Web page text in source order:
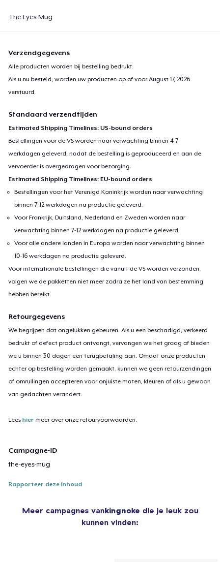
The Eyes Mug
Verzendgegevens
Alle producten worden bij bestelling bedrukt.
Als u nu besteld, worden uw producten op of voorAugust 17, 2026
verstuurd.
Standaard verzendtijden
Estimated Shipping Timelines: US-bound orders
Bestellingen voor de VS worden naar verwachting binnen 4-7
werkdagen geleverd, nadat de bestelling is geproduceerd en aan de
vervoerder is overgedragen voor bezorging.
Estimated Shipping Timelines: EU-bound orders
Bestellingen voor het Verenigd Koninkrijk worden naar verwachting
binnen 7-12 werkdagen na productie geleverd.
Voor Frankrijk, Duitsland, Nederland en Zweden worden naar
verwachting binnen 7-12 werkdagen na productie geleverd.
Voor alle andere landen in Europa worden naar verwachting binnen
10-16 werkdagen na productie geleverd.
Voor internationale bestellingen die vanuit de VS worden verzonden,
volgen we de pakketten niet meer zodra ze het land van bestemming
hebben bereikt.
Retourgegevens
We begrijpen dat ongelukken gebeuren. Als u een beschadigd, verkeerd
bedrukt of defect product ontvangt, vervangen we het graag of bieden
we u binnen 30 dagen een terugbetaling aan. Omdat onze producten
echter op bestelling worden gemaakt, kunnen we geen retourzendingen
of omruilingen accepteren voor onjuiste maten, kleuren of als u gewoon
van gedachten verandert.
Lees hier meer over onze retourvoorwaarden.
Campagne-ID
the-eyes-mug
Rapporteer deze inhoud
Meer campagnes vankingnoke die je leuk zou
kunnen vinden: